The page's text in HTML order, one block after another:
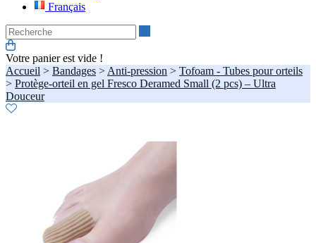
Français
Votre panier est vide !
Accueil > Bandages > Anti-pression > Tofoam - Tubes pour orteils
> Protège-orteil en gel Fresco Deramed Small (2 pcs) – Ultra
Douceur